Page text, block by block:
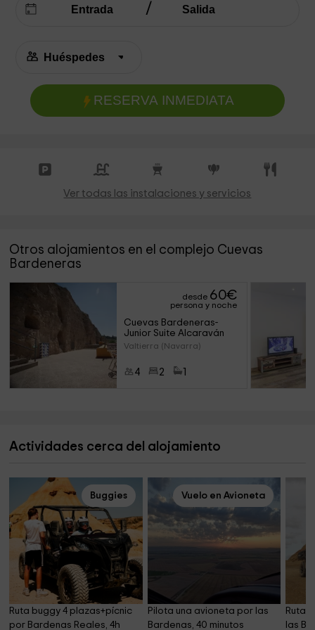
RESERVA INMEDIATA
Ver todas las instalaciones y servicios
Otros alojamientos en el complejo Cuevas
Bardeneras
desde 60€
persona y noche
Cuevas Bardeneras-
Junior Suite Alcaraván
Valtierra (Navarra)
4 2
Actividades cerca del alojamiento
Buggies
Ruta buggy 4 plazas+pícnic
por Bardenas Reales, 4h
Vuelo en Avioneta
Pilota una avioneta por las
Bardenas, 40 minutos
Ruta
las